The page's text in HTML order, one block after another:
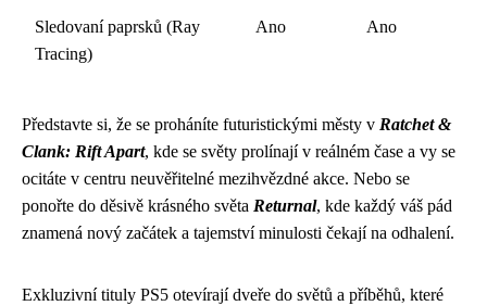
Sledovaní paprsků (Ray
Tracing)
Ano Ano
Představte si, že se proháníte futuristickými městy v Ratchet &
Clank: Rift Apart, kde se světy prolínají v reálném čase a vy se
ocitáte v centru neuvěřitelné mezihvězdné akce. Nebo se
ponořte do děsivě krásného světa Returnal, kde každý váš pád
znamená nový začátek a tajemství minulosti čekají na odhalení.
Exkluzivní tituly PS5 otevírají dveře do světů a příběhů, které